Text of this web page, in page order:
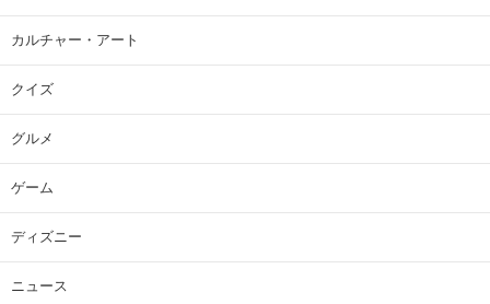
カルチャー・アート
クイズ
グルメ
ゲーム
ディズニー
ニュース